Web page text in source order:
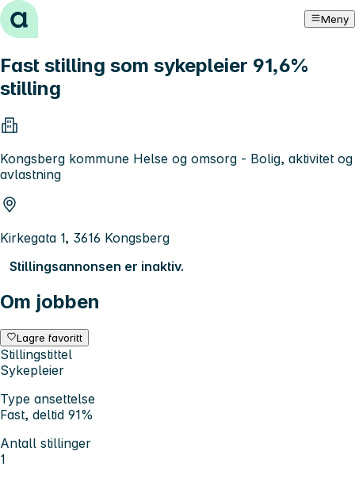
Hopp til innhold Meny
Fast stilling som sykepleier 91,6%
stilling
Kongsberg kommune Helse og omsorg - Bolig, aktivitet og
avlastning
Kirkegata 1, 3616 Kongsberg
Stillingsannonsen er inaktiv.
Om jobben
Lagre favoritt
Stillingstittel
Sykepleier
Type ansettelse
Fast, deltid 91%
Antall stillinger
1